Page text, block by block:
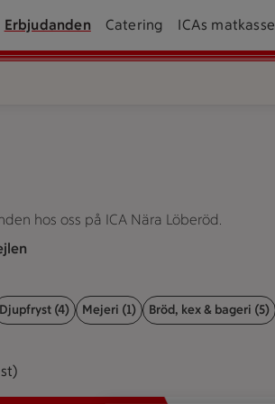
Erbjudanden Catering ICAs matkasse
hos oss på ICA Nära Löberöd.
Djupfryst (4) Mejeri (1) Bröd, kex & bageri (5)
42 st stycken